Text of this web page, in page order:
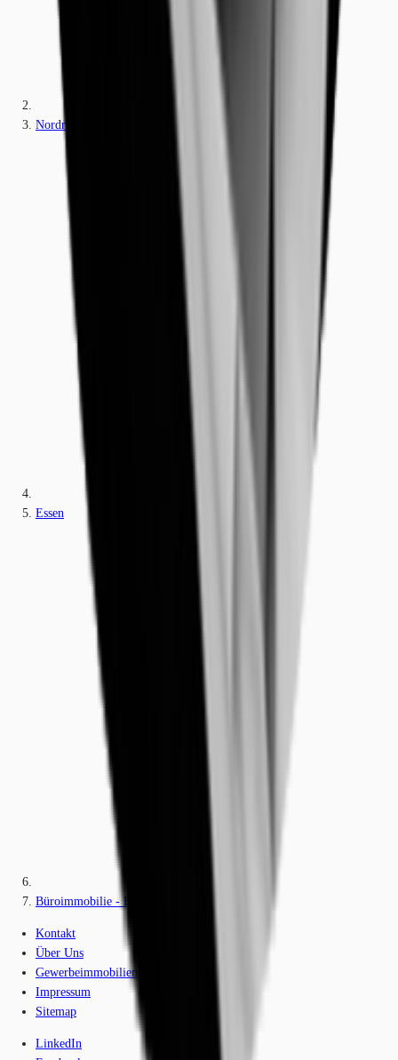
Nordrhein-Westfalen
Essen
Büroimmobilie - Essen, Stadtkern - D2756
Kontakt
Über Uns
Gewerbeimmobilien-Lexikon
Impressum
Sitemap
LinkedIn